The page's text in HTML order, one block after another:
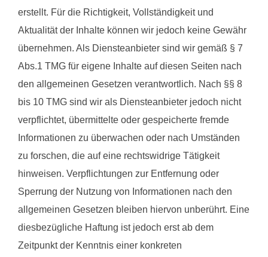
erstellt. Für die Richtigkeit, Vollständigkeit und
Aktualität der Inhalte können wir jedoch keine Gewähr
übernehmen. Als Diensteanbieter sind wir gemäß § 7
Abs.1 TMG für eigene Inhalte auf diesen Seiten nach
den allgemeinen Gesetzen verantwortlich. Nach §§ 8
bis 10 TMG sind wir als Diensteanbieter jedoch nicht
verpflichtet, übermittelte oder gespeicherte fremde
Informationen zu überwachen oder nach Umständen
zu forschen, die auf eine rechtswidrige Tätigkeit
hinweisen. Verpflichtungen zur Entfernung oder
Sperrung der Nutzung von Informationen nach den
allgemeinen Gesetzen bleiben hiervon unberührt. Eine
diesbezügliche Haftung ist jedoch erst ab dem
Zeitpunkt der Kenntnis einer konkreten